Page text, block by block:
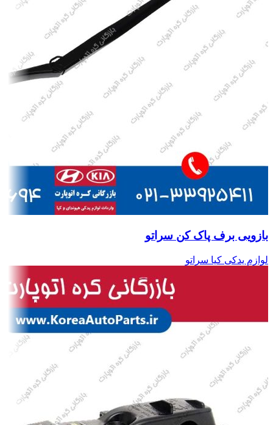
بازویی برف پاک کن سراتو
لوازم یدکی کیا سراتو